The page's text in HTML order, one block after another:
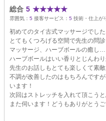
総合 5 ★★★★★
雰囲気： 5 接客サービス： 5 技術・仕上が
初めてのタイ古式マッサージでし
とてもくつろげる空間で先生の問
マッサージ、ハーブボールの癒し
ハーブボールはいい香りとじんわ
先生のお話しもとても楽しくて素
不調が改善したのはもちろんです
います！
次回はストレッチを入れて頂こうと
また伺います！どうもありがとう